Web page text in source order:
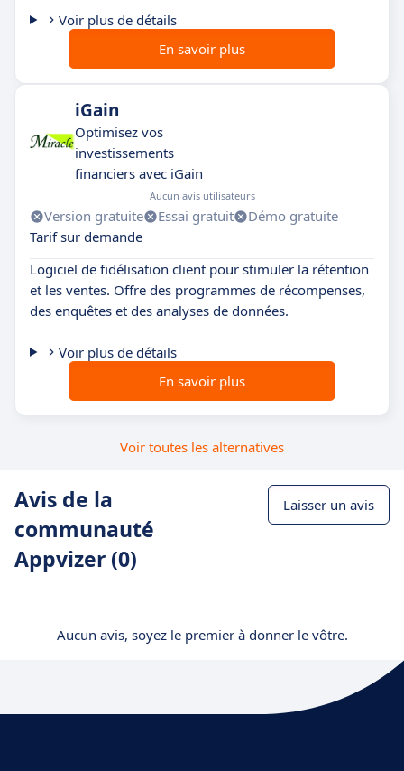
Voir plus de détails
En savoir plus
iGain
Optimisez vos
investissements
financiers avec iGain
Aucun avis utilisateurs
Version gratuite Essai gratuit
Démo gratuite
Tarif sur demande
Logiciel de fidélisation client pour stimuler la rétention
et les ventes. Offre des programmes de récompenses,
des enquêtes et des analyses de données.
Voir plus de détails
En savoir plus
Voir toutes les alternatives
Avis de la
communauté
Appvizer (0)
Laisser un avis
Aucun avis, soyez le premier à donner le vôtre.